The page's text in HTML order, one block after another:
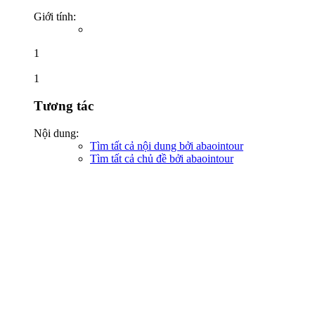
Giới tính:
1
1
Tương tác
Nội dung:
Tìm tất cả nội dung bởi abaointour
Tìm tất cả chủ đề bởi abaointour